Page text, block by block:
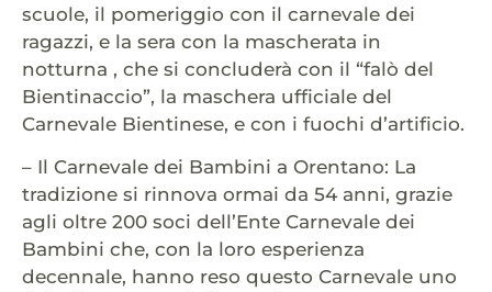
scuole, il pomeriggio con il carnevale dei
ragazzi, e la sera con la mascherata in
notturna , che si concluderà con il “falò del
Bientinaccio”, la maschera ufficiale del
Carnevale Bientinese, e con i fuochi d’artificio.
– Il Carnevale dei Bambini a Orentano: La
tradizione si rinnova ormai da 54 anni, grazie
agli oltre 200 soci dell’Ente Carnevale dei
Bambini che, con la loro esperienza
decennale, hanno reso questo Carnevale uno